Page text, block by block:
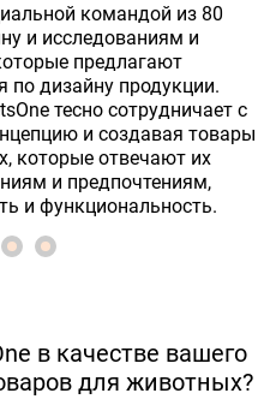
командой из 80
и исследованиям и
предлагают
по дизайну продукции.
тесно сотрудничает с
и создавая товары
которые отвечают их
и предпочтениям,
и функциональность.
в качестве вашего
для животных?